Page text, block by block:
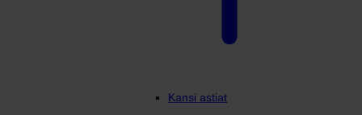
Kansi astiat